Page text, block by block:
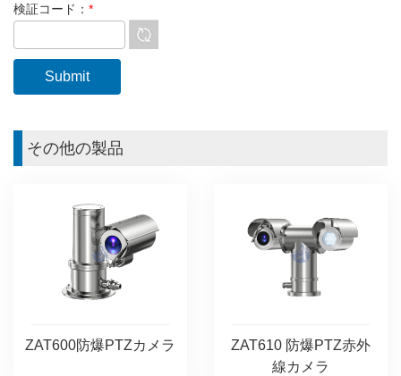
検証コード： *
その他の製品
ZAT600防爆PTZカメラ
ZAT610 防爆PTZ赤外
線カメラ